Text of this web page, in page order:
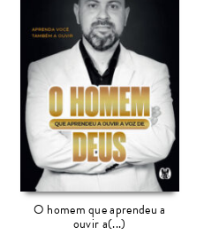
O homem que aprendeu a
ouvir a(...)